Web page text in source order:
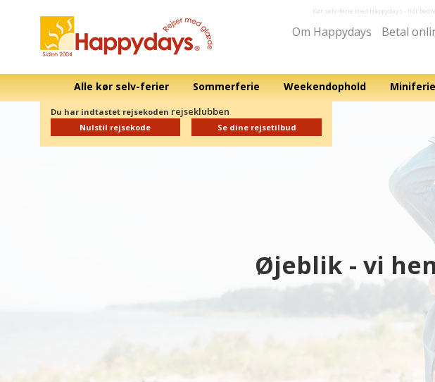
Kør selv-ferie med Happydays - lidt
Om Happydays Betal
Alle kør selv-ferier Sommerferie Weekendophold Miniferie
Du har indtastet rejsekoden rejseklubben
Nulstil rejsekode Se dine rejsetilbud
Øjeblik - vi